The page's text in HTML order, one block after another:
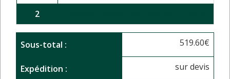
2
Sous-total : 519.60€
Expédition : sur devis